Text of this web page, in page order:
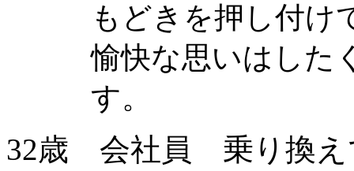
もどきを押し付け
愉快な思いはした
す。
32歳 会社員 乗り換え